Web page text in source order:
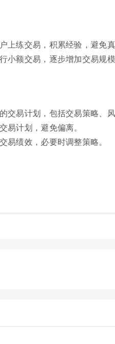
上练交易，积累经验，避免真
小额交易，逐步增加交易规模
交易计划，包括交易策略、
易计划，避免偏离。
易绩效，必要时调整策略。